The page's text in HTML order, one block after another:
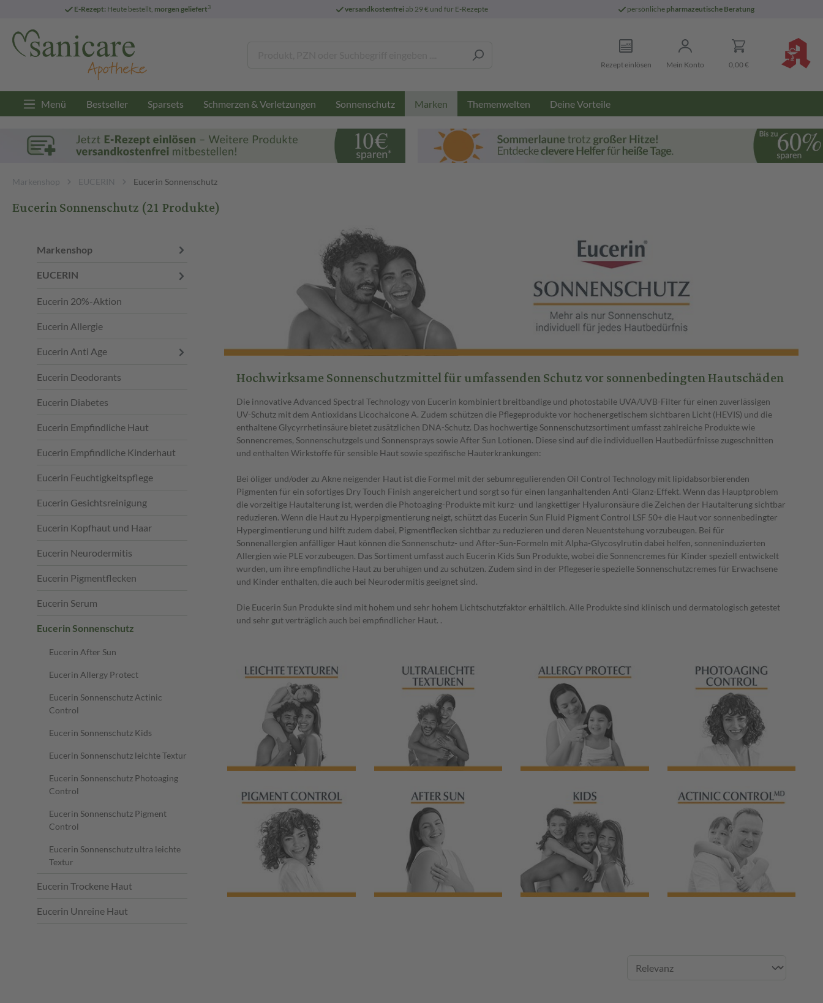
E-Rezept: Heute bestellt, morgen geliefert3 versandkostenfreiab 29 € und für E-Rezepte persönliche pharmazeutische Beratung
Rezept einlösen Mein Konto 0,00 €
Menü Bestseller Sparsets Schmerzen & Verletzungen Sonnenschutz Marken Themenwelten Deine Vorteile
Markenshop EUCERIN Eucerin Sonnenschutz
Eucerin Sonnenschutz(21 Produkte)
Markenshop
EUCERIN
Eucerin 20%-Aktion
Eucerin Allergie
Eucerin Anti Age
Eucerin Deodorants
Eucerin Diabetes
Eucerin Empfindliche Haut
Eucerin Empfindliche Kinderhaut
Eucerin Feuchtigkeitspflege
Eucerin Gesichtsreinigung
Eucerin Kopfhaut und Haar
Eucerin Neurodermitis
Eucerin Pigmentflecken
Eucerin Serum
Eucerin Sonnenschutz
Eucerin After Sun
Eucerin Allergy Protect
Eucerin Sonnenschutz Actinic
Control
Eucerin Sonnenschutz Kids
Eucerin Sonnenschutz leichte Textur
Eucerin Sonnenschutz Photoaging
Control
Eucerin Sonnenschutz Pigment
Control
Eucerin Sonnenschutz ultra leichte
Textur
Eucerin Trockene Haut
Eucerin Unreine Haut
Hochwirksame Sonnenschutzmittel für umfassenden Schutz vor sonnenbedingten Hautschäden
Die innovative Advanced Spectral Technology von Eucerin kombiniert breitbandige und photostabile UVA/UVB-Filter für einen zuverlässigen
UV-Schutz mit dem Antioxidans Licochalcone A. Zudem schützen die Pflegeprodukte vor hochenergetischem sichtbaren Licht (HEVIS) und die
enthaltene Glycyrrhetinsäure bietet zusätzlichen DNA-Schutz. Das hochwertige Sonnenschutzsortiment umfasst zahlreiche Produkte wie
Sonnencremes, Sonnenschutzgels und Sonnensprays sowie After Sun Lotionen. Diese sind auf die individuellen Hautbedürfnisse zugeschnitten
und enthalten Wirkstoffe für sensible Haut sowie spezifische Hauterkrankungen:
Bei öliger und/oder zu Akne neigender Haut ist die Formel mit der sebumregulierenden Oil Control Technology mit lipidabsorbierenden
Pigmenten für ein sofortiges Dry Touch Finish angereichert und sorgt so für einen langanhaltenden Anti-Glanz-Effekt. Wenn das Hauptproblem
die vorzeitige Hautalterung ist, werden die Photoaging-Produkte mit kurz- und langkettiger Hyaluronsäure die Zeichen der Hautalterung sichtbar
reduzieren. Wenn die Haut zu Hyperpigmentierung neigt, schützt das Eucerin Sun Fluid Pigment Control LSF 50+ die Haut vor sonnenbedingter
Hypergimentierung und hilft zudem dabei, Pigmentflecken sichtbar zu reduzieren und deren Neuentstehung vorzubeugen. Bei für
Sonnenallergien anfälliger Haut können die Sonnenschutz- und After-Sun-Formeln mit Alpha-Glycosylrutin dabei helfen, sonneninduzierten
Allergien wie PLE vorzubeugen. Das Sortiment umfasst auch Eucerin Kids Sun Produkte, wobei die Sonnencremes für Kinder speziell entwickelt
wurden, um ihre empfindliche Haut zu beruhigen und zu schützen. Zudem sind in der Pflegeserie spezielle Sonnenschutzcremes für Erwachsene
und Kinder enthalten, die auch bei Neurodermitis geeignet sind.
Die Eucerin Sun Produkte sind mit hohem und sehr hohem Lichtschutzfaktor erhältlich. Alle Produkte sind klinisch und dermatologisch getestet
und sehr gut verträglich auch bei empfindlicher Haut. .